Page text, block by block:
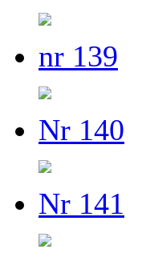
nr 139
Nr 140
Nr 141